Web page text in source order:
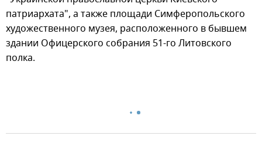
патриархата", а также площади Симферопольского
художественного музея, расположенного в бывшем
здании Офицерского собрания 51-го Литовского
полка.